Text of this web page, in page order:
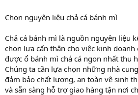
Chọn nguyên liệu chả cá bánh mì
Chả cá bánh mì là nguồn nguyên liệu
chọn lựa cẩn thận cho việc kinh
được ổ bánh mì chả cá ngon nhất thu
Chúng ta cần lựa chọn những nhà
đảm bảo chất lượng, an toàn vệ sinh
và sẵn sàng hỗ trợ giao hàng tận nơi